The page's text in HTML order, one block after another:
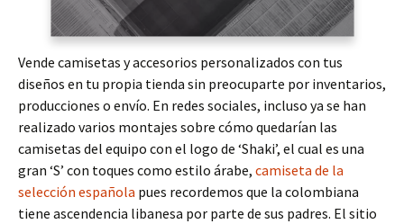
Vende camisetas y accesorios personalizados con tus
diseños en tu propia tienda sin preocuparte por inventarios,
producciones o envío. En redes sociales, incluso ya se han
realizado varios montajes sobre cómo quedarían las
camisetas del equipo con el logo de ‘Shaki’, el cual es una
gran ‘S’ con toques como estilo árabe, camiseta de la
selección española pues recordemos que la colombiana
tiene ascendencia libanesa por parte de sus padres. El sitio